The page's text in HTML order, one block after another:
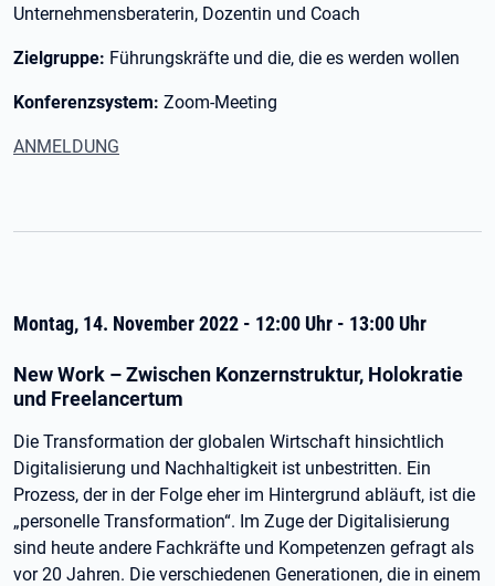
Unternehmensberaterin, Dozentin und Coach
Zielgruppe: Führungskräfte und die, die es werden wollen
Konferenzsystem: Zoom-Meeting
ANMELDUNG
Montag, 14. November 2022 - 12:00 Uhr - 13:00 Uhr
New Work – Zwischen Konzernstruktur, Holokratie
und Freelancertum
Die Transformation der globalen Wirtschaft hinsichtlich
Digitalisierung und Nachhaltigkeit ist unbestritten. Ein
Prozess, der in der Folge eher im Hintergrund abläuft, ist die
„personelle Transformation“. Im Zuge der Digitalisierung
sind heute andere Fachkräfte und Kompetenzen gefragt als
vor 20 Jahren. Die verschiedenen Generationen, die in einem